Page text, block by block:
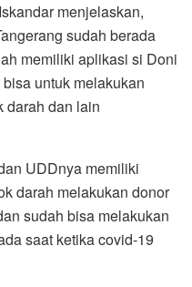
menjelaskan,
sudah berada
memiliki aplikasi si Doni
untuk melakukan
darah dan lain
UDDnya memiliki
darah melakukan donor
sudah bisa melakukan
saat ketika covid-19